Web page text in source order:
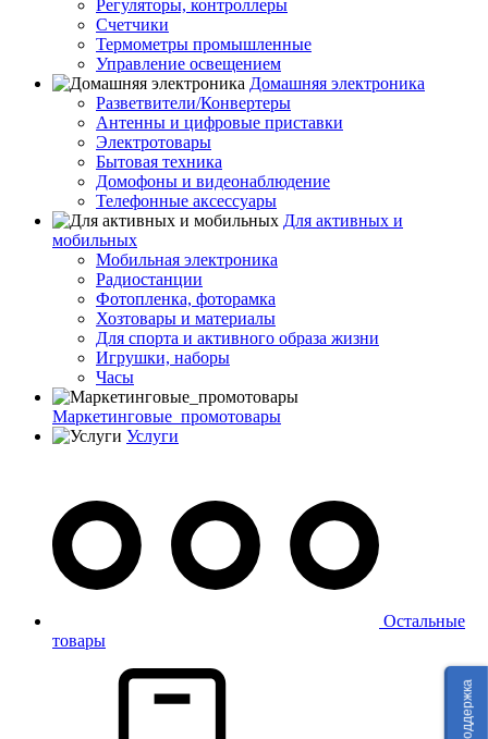
Регуляторы, контроллеры
Счетчики
Термометры промышленные
Управление освещением
Домашняя электроника
Разветвители/Конвертеры
Антенны и цифровые приставки
Электротовары
Бытовая техника
Домофоны и видеонаблюдение
Телефонные аксессуары
Для активных и
мобильных
Мобильная электроника
Радиостанции
Фотопленка, фоторамка
Хозтовары и материалы
Для спорта и активного образа жизни
Игрушки, наборы
Часы
Маркетинговые_промотовары
Услуги
Остальные
товары